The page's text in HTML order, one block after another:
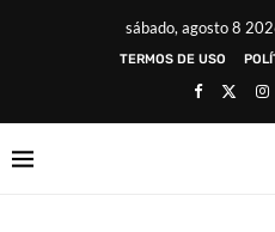
sábado, agosto 8
TERMOS DE USO